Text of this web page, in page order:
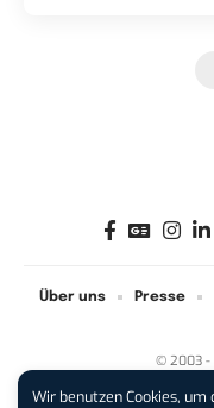
Wir benutzen Cookies,
© 2003 -
Über uns Presse